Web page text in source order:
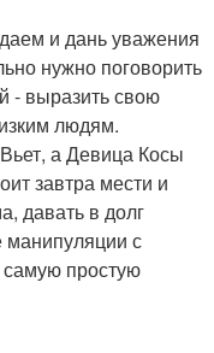
и дань уважения
нужно поговорить
- выразить свою
людям.
а Девица Косы
завтра мести и
давать в долг
манипуляции с
самую простую